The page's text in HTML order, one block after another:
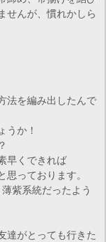
せんが、慣れかしら
法を編み出したんで
うか！
早くできれば
っております。
紫系統だったよう
達がとっても行きた